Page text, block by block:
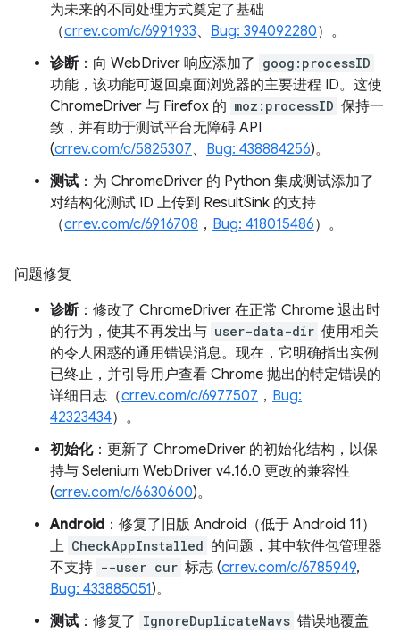
为未来的不同处理方式奠定了基础
（crrev.com/c/6991933、 Bug: 394092280）。
诊断：向 WebDriver 响应添加了 goog:processID
功能，该功能可返回桌面浏览器的主要进程 ID。这使
ChromeDriver 与 Firefox 的 moz:processID 保持一
致，并有助于测试平台无障碍 API
(crrev.com/c/5825307、 Bug: 438884256)。
测试 ：为 ChromeDriver 的 Python 集成测试添加了
对结构化测试 ID 上传到 ResultSink 的支持
（crrev.com/c/6916708 ， Bug: 418015486）。
问题修复
诊断：修改了 ChromeDriver 在正常 Chrome 退出时
的行为，使其不再发出与 user-data-dir 使用相关
的令人困惑的通用错误消息。现在，它明确指出实例
已终止，并引导用户查看 Chrome 抛出的特定错误的
详细日志（crrev.com/c/6977507 ， Bug:
42323434）。
初始化：更新了 ChromeDriver 的初始化结构，以保
持与 Selenium WebDriver v4.16.0 更改的兼容性
(crrev.com/c/6630600)。
Android ：修复了旧版 Android（低于 Android 11）
上 CheckAppInstalled 的问题，其中软件包管理器
不支持 --user cur 标志 (crrev.com/c/6785949,
Bug: 433885051)。
测试 ：修复了 IgnoreDuplicateNavs 错误地覆盖